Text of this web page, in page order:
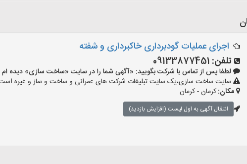
اجرای عملیات گودبرداری خاکبرداری و شفته
تلفن: 09133877451
لطفا پس از تماس با شرکت بگویید: «آگهی شما را در سایت «ساخت سازی» دیده ام و کد «شرکت-
سایت ساخت سازی،یک سایت تبلیغات شرکت های عمرانی و ساخت و ساز و غیره است
مکان:کرمان - کرمان
انتقال آگهی به اول لیست (افزایش بازدید)